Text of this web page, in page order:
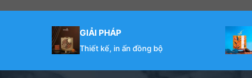
GIẢI PHÁP
Thiết kế, in ấn đồng bộ